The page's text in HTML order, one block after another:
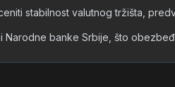
stabilnost valutnog tržišta,
banke Srbije, što